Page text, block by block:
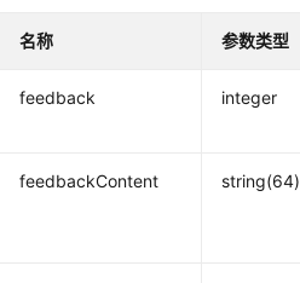
名称 参数类型
feedback integer
feedbackContent string(64)